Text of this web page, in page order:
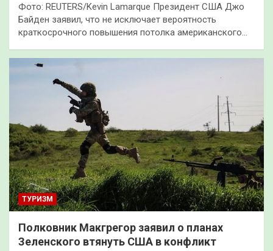
Фото: REUTERS/Kevin Lamarque Президент США Джо
Байден заявил, что не исключает вероятность
краткосрочного повышения потолка американского…
ТУРИЗМ
Полковник Макгрегор заявил о планах
Зеленского втянуть США в конфликт